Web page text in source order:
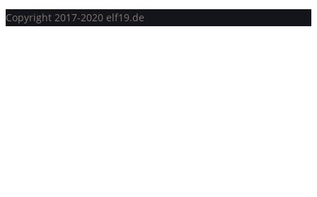
Copyright 2017-2020 elf19.de